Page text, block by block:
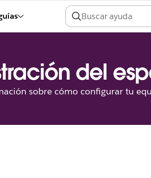
del
sobre cómo configurar tu